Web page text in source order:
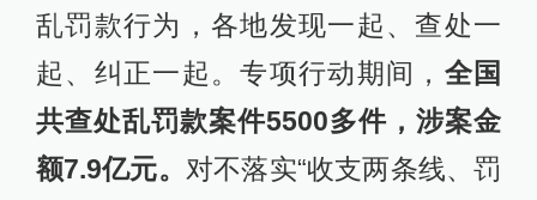
乱罚款行为，各地发现一起、查处一
起、纠正一起。专项行动期间， 全国
共查处乱罚款案件5500多件，涉案金
额7.9亿元。 对不落实“收支两条线、罚